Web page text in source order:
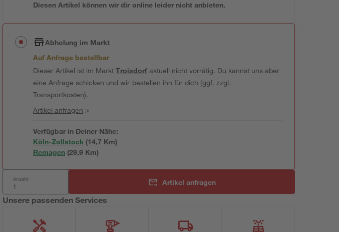
Diesen Artikel können wir dir online leider nicht anbieten.
Abholung im Markt
Auf Anfrage bestellbar
Dieser Artikel ist im MarktTroisdorfaktuell nicht vorrätig. Du kannst uns aber
eine Anfrage schicken und wir bestellen ihn für dich (ggf. zzgl.
Transportkosten).
Artikel anfragen >
Verfügbar in Deiner Nähe:
Köln-Zollstock (14,7 Km)
Remagen (29,9 Km)
Anzahl: Artikel anfragen
Unsere passenden Services